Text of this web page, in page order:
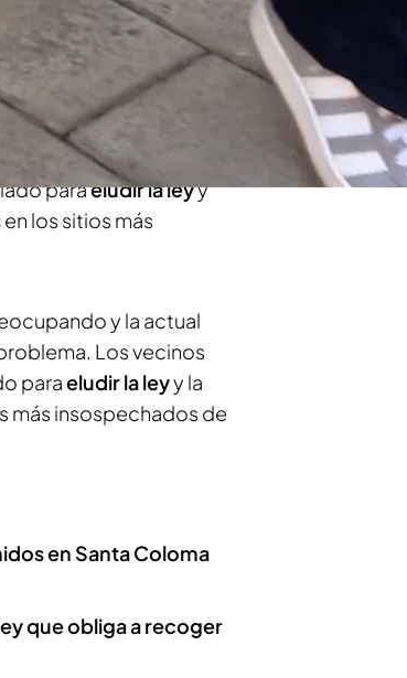
de la vivienda
para controlarlos
Pons en el vídeo,
, ha puesto coto a
paraeludir la leyy
en los sitios más
y la actual
Los vecinos
paraeludir la leyy la
más insospechados de
en Santa Coloma
que obliga a recoger